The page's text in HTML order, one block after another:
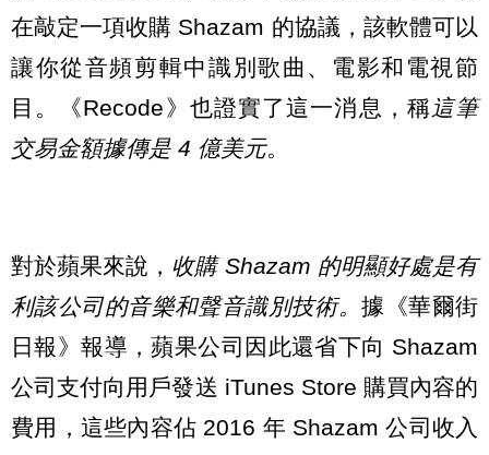
在敲定一項收購 Shazam 的協議，該軟體可以
讓你從音頻剪輯中識別歌曲、電影和電視節
目。《Recode》也證實了這一消息，稱這筆
交易金額據傳是 4 億美元。
對於蘋果來說， 收購 Shazam 的明顯好處是有
利該公司的音樂和聲音識別技術。據《華爾街
日報》報導，蘋果公司因此還省下向 Shazam
公司支付向用戶發送 iTunes Store 購買內容的
費用，這些內容佔 2016 年 Shazam 公司收入